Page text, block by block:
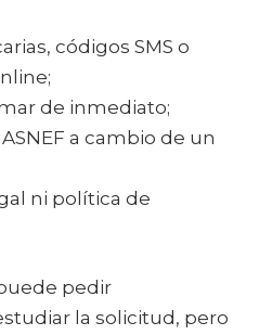
códigos SMS o
de inmediato;
a cambio de un
ni política de
pedir
la solicitud, pero